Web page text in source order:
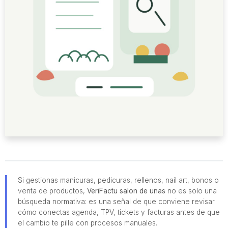
Si gestionas manicuras, pedicuras, rellenos, nail art, bonos o
venta de productos, VeriFactu salon de unas no es solo una
búsqueda normativa: es una señal de que conviene revisar
cómo conectas agenda, TPV, tickets y facturas antes de que
el cambio te pille con procesos manuales.